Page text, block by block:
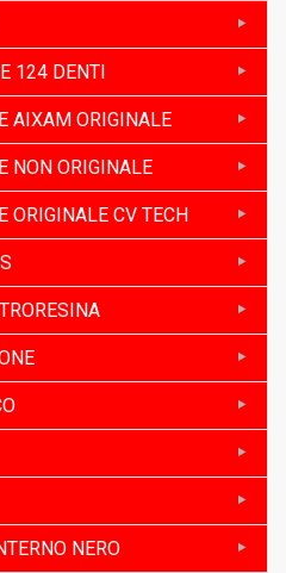
124 DENTI
AIXAM ORIGINALE
NON ORIGINALE
ORIGINALE CV TECH
NERO